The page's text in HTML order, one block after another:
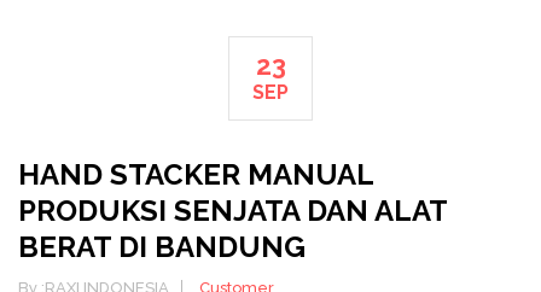
23
SEP
HAND STACKER MANUAL
PRODUKSI SENJATA DAN ALAT
BERAT DI BANDUNG
By :RAXI INDONESIA Customer